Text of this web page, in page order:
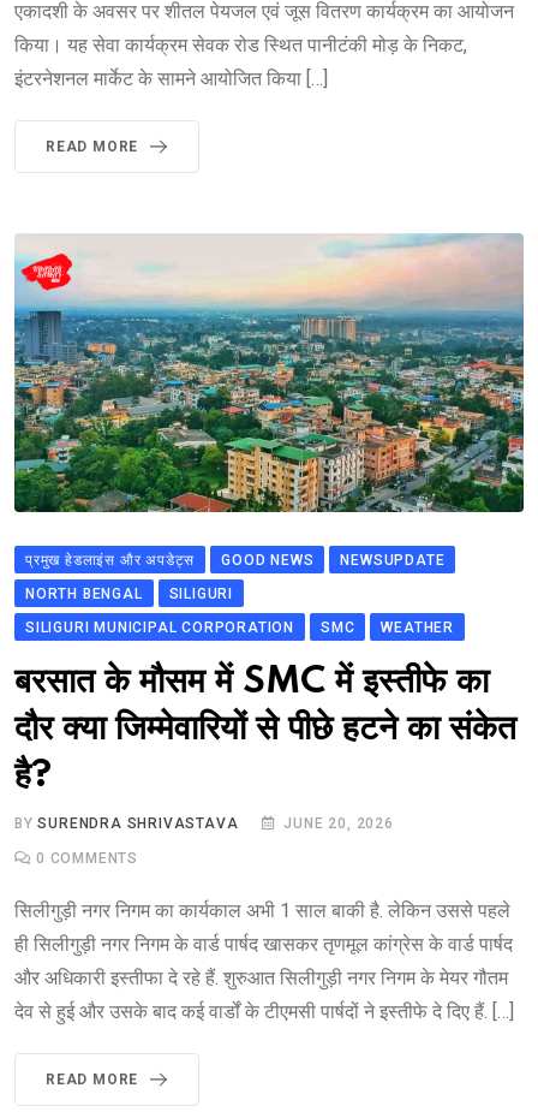
एकादशी के अवसर पर शीतल पेयजल एवं जूस वितरण कार्यक्रम का आयोजन
किया। यह सेवा कार्यक्रम सेवक रोड स्थित पानीटंकी मोड़ के निकट,
इंटरनेशनल मार्केट के सामने आयोजित किया […]
READ MORE
प्रमुख हेडलाइंस और अपडेट्स GOOD NEWS
NEWSUPDATE
NORTH BENGAL
SILIGURI
SILIGURI MUNICIPAL CORPORATION
SMC WEATHER
बरसात के मौसम में SMC में इस्तीफे का
दौर क्या जिम्मेवारियों से पीछे हटने का संकेत
है?
BYSURENDRA SHRIVASTAVA JUNE 20, 2026
0 COMMENTS
सिलीगुड़ी नगर निगम का कार्यकाल अभी 1 साल बाकी है. लेकिन उससे पहले
ही सिलीगुड़ी नगर निगम के वार्ड पार्षद खासकर तृणमूल कांग्रेस के वार्ड पार्षद
और अधिकारी इस्तीफा दे रहे हैं. शुरुआत सिलीगुड़ी नगर निगम के मेयर गौतम
देव से हुई और उसके बाद कई वार्डों के टीएमसी पार्षदों ने इस्तीफे दे दिए हैं. […]
READ MORE